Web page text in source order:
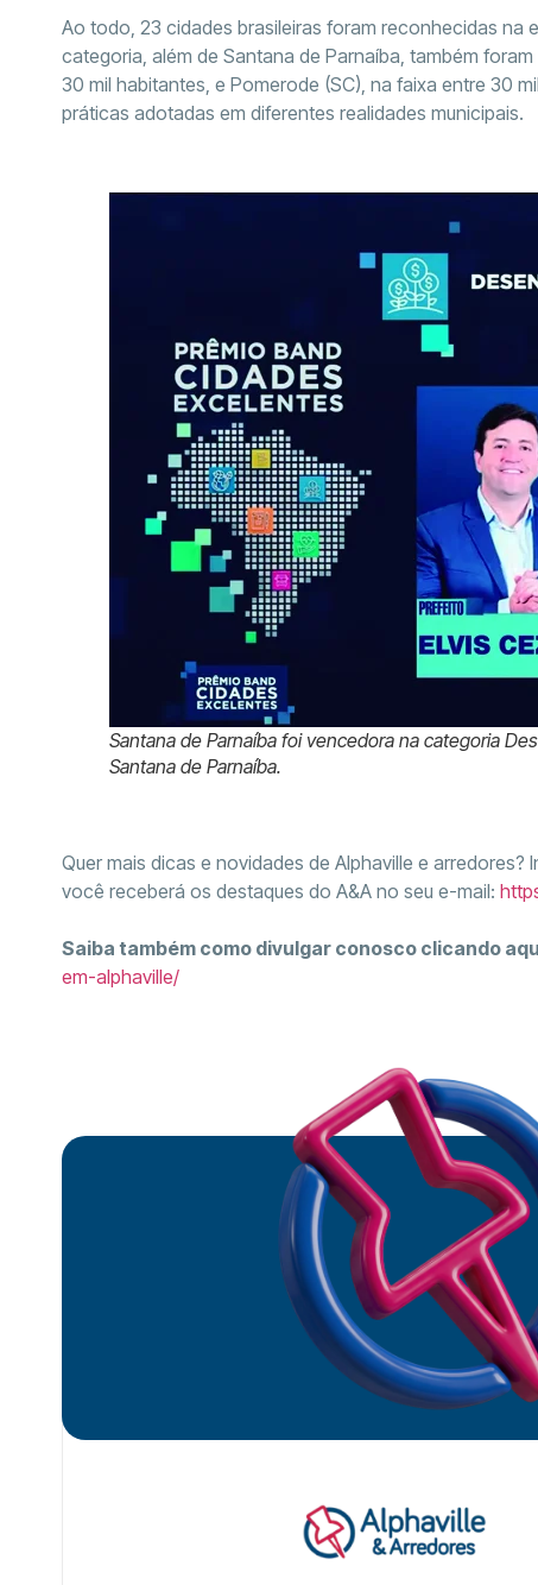
Ao todo, 23 cidades brasileiras foram reconhecidas na
categoria, além de Santana de Parnaíba, também
30 mil habitantes, e Pomerode (SC), na faixa entre 30
práticas adotadas em diferentes realidades municipais.
Santana de Parnaíba foi vencedora na categoria
Santana de Parnaíba.
Quer mais dicas e novidades de Alphaville e
você receberá os destaques do A&A no seu e-mail:
Saiba também como divulgar conosco clicando
em-alphaville/